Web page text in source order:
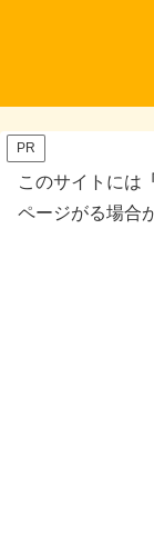
PR
このサイトには
ページがる場合